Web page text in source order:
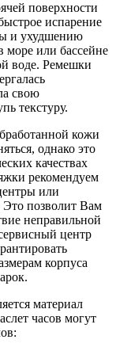
поверхности
испарение
и ухудшению
море или бассейне
воде. Ремешки
свою
текстуру.
кожи
однако это
качествах
рекомендуем
или
Это позволит Вам
неправильной
центр
корпуса
материал
часов могут